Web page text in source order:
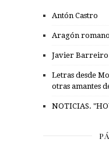
Antón Castro
Aragón romano
Javier
Letras desde
otras amantes
NOTICIAS.